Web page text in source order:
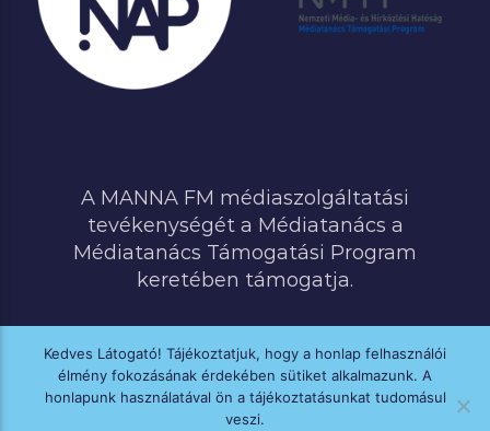
A MANNA FM médiaszolgáltatási
tevékenységét a Médiatanács a
Médiatanács Támogatási Program
keretében támogatja.
MINDEN JOG FENNTARTVA © 2020 MANNA FM
Kedves Látogató! Tájékoztatjuk, hogy a honlap felhasználói
élmény fokozásának érdekében sütiket alkalmazunk. A
honlapunk használatával ön a tájékoztatásunkat tudomásul
veszi.